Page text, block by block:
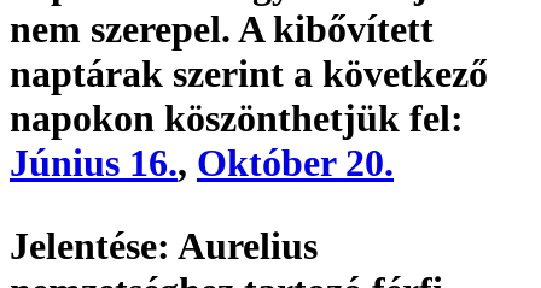
nem szerepel. A kibővített
naptárak szerint a következő
napokon köszönthetjük fel:
Június 16., Október 20.
Jelentése: Aurelius